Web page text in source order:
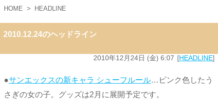
HOME > HEADLINE
2010.12.24のヘッドライン
2010年12月24日 (金) 6:07 HEADLINE
●サンエックスの新キャラ シューフルール…ピンク色したう
さぎの女の子。グッズは2月に展開予定です。